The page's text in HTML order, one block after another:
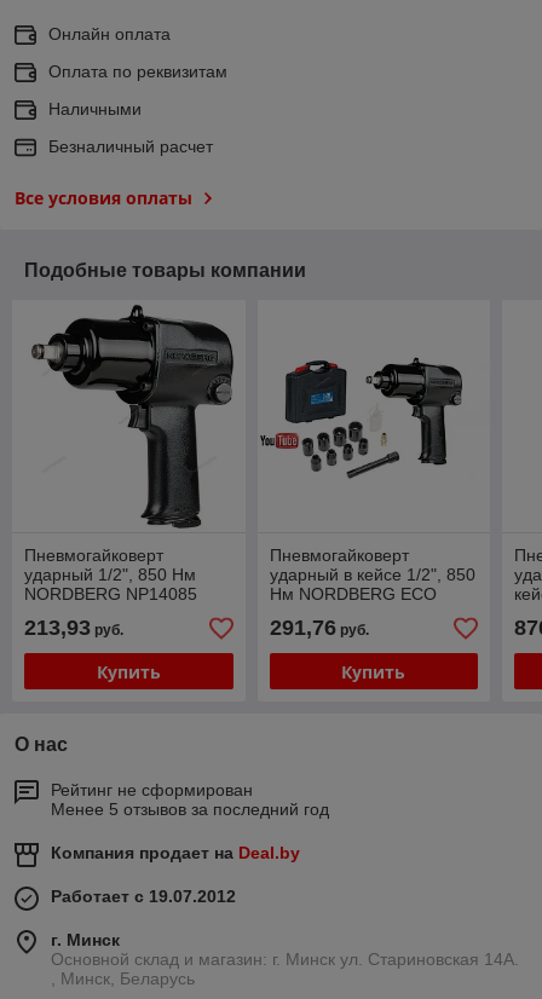
Онлайн оплата
Оплата по реквизитам
Наличными
Безналичный расчет
Все условия оплаты
Подобные товары компании
Пневмогайковерт
ударный 1/2", 850 Нм
NORDBERG NP14085
213,93 руб.
Купить
Пневмогайковерт
ударный в кейсе 1/2", 850
Нм NORDBERG ECO
291,76руб.
Купить
О нас
Рейтинг не сформирован
Менее 5 отзывов за последний год
Компания продает на Deal.by
Работает с 19.07.2012
г. Минск
Основной склад и магазин: г. Минск ул. Стариновская 14А.
, Минск, Беларусь